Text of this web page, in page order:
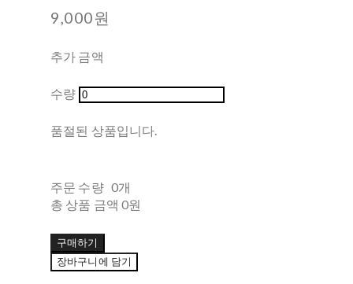
9,000원
추가 금액
수량
품절된 상품입니다.
주문 수량 0개
총 상품 금액 0원
구매하기
장바구니에 담기